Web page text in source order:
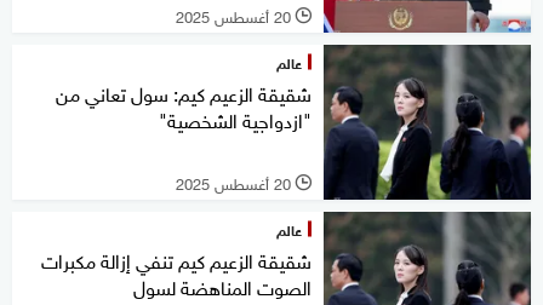
l 20 أغسطس 2025
عالم
شقيقة الزعيم كيم: سول تعاني من
"ازدواجية الشخصية"
l 20 أغسطس 2025
عالم
شقيقة الزعيم كيم تنفي إزالة مكبرات
الصوت المناهضة لسول